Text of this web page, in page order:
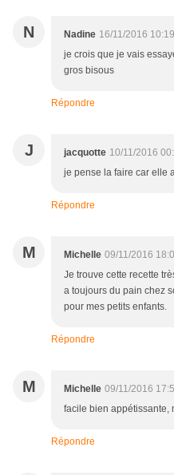
N Nadine 16/11/2016 10:19
je crois que je vais
gros bisous
Répondre
J jacquotte 10/11/2016
je pense la faire car elle
Répondre
M Michelle 09/11/2016
Je trouve cette recette
a toujours du pain chez
pour mes petits enfants.
Répondre
M Michelle 09/11/2016
facile bien appétissante,
Répondre